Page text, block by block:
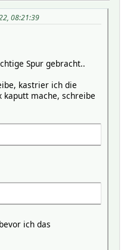
08:21:39
Spur gebracht..
kastrier ich die
mache, schreibe
ich das